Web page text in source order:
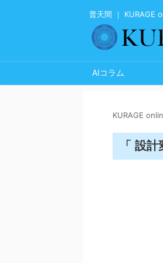
普天間 ｜ KURAGE
AIコラム
KURAGE
「 設